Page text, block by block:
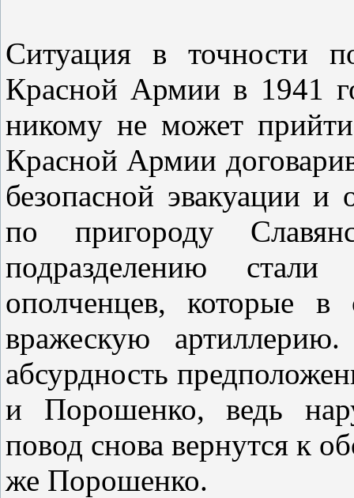
Ситуация в точности
Красной Армии в 1941
никому не может
Красной Армии
безопасной эвакуации и
по пригороду
подразделению
ополченцев, которые
вражескую
абсурдность
и Порошенко, ведь
повод снова вернутся к
же Порошенко.